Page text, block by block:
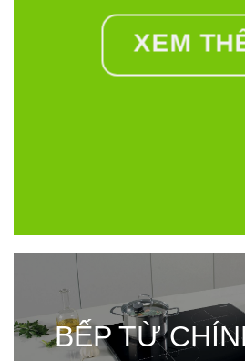
XEM
BẾP TỪ